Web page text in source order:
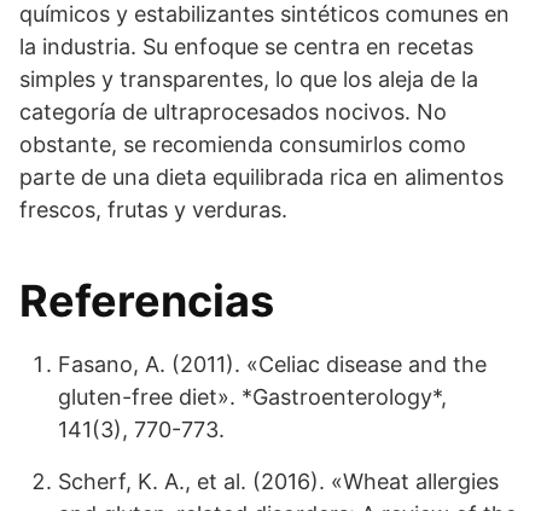
químicos y estabilizantes sintéticos comunes en
la industria. Su enfoque se centra en recetas
simples y transparentes, lo que los aleja de la
categoría de ultraprocesados nocivos. No
obstante, se recomienda consumirlos como
parte de una dieta equilibrada rica en alimentos
frescos, frutas y verduras.
Referencias
Fasano, A. (2011). «Celiac disease and the
gluten-free diet». *Gastroenterology*,
141(3), 770-773.
Scherf, K. A., et al. (2016). «Wheat allergies